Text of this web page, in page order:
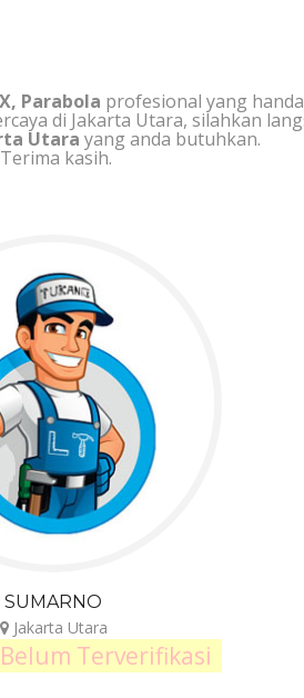
Parabola profesional yang
di Jakarta Utara, silahkan
Utara yang anda butuhkan.
Terima kasih.
SUMARNO
Jakarta Utara
Terverifikasi